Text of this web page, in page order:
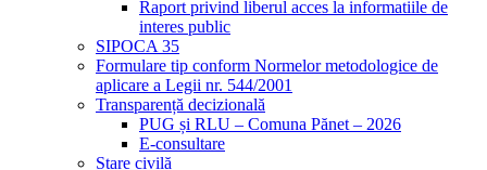
Raport privind liberul acces la informatiile de
interes public
SIPOCA 35
Formulare tip conform Normelor metodologice de
aplicare a Legii nr. 544/2001
Transparență decizională
PUG și RLU – Comuna Pănet – 2026
E-consultare
Stare civilă